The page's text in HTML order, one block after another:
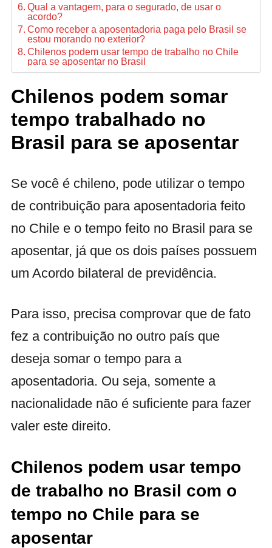
Qual a vantagem, para o segurado, de usar o
acordo?
Como receber a aposentadoria paga pelo Brasil se
estou morando no exterior?
Chilenos podem usar tempo de trabalho no Chile
para se aposentar no Brasil
Chilenos podem somar
tempo trabalhado no
Brasil para se aposentar
Se você é chileno, pode utilizar o tempo
de contribuição para aposentadoria feito
no Chile e o tempo feito no Brasil para se
aposentar, já que os dois países possuem
um Acordo bilateral de previdência.
Para isso, precisa comprovar que de fato
fez a contribuição no outro país que
deseja somar o tempo para a
aposentadoria. Ou seja, somente a
nacionalidade não é suficiente para fazer
valer este direito.
Chilenos podem usar tempo
de trabalho no Brasil com o
tempo no Chile para se
aposentar